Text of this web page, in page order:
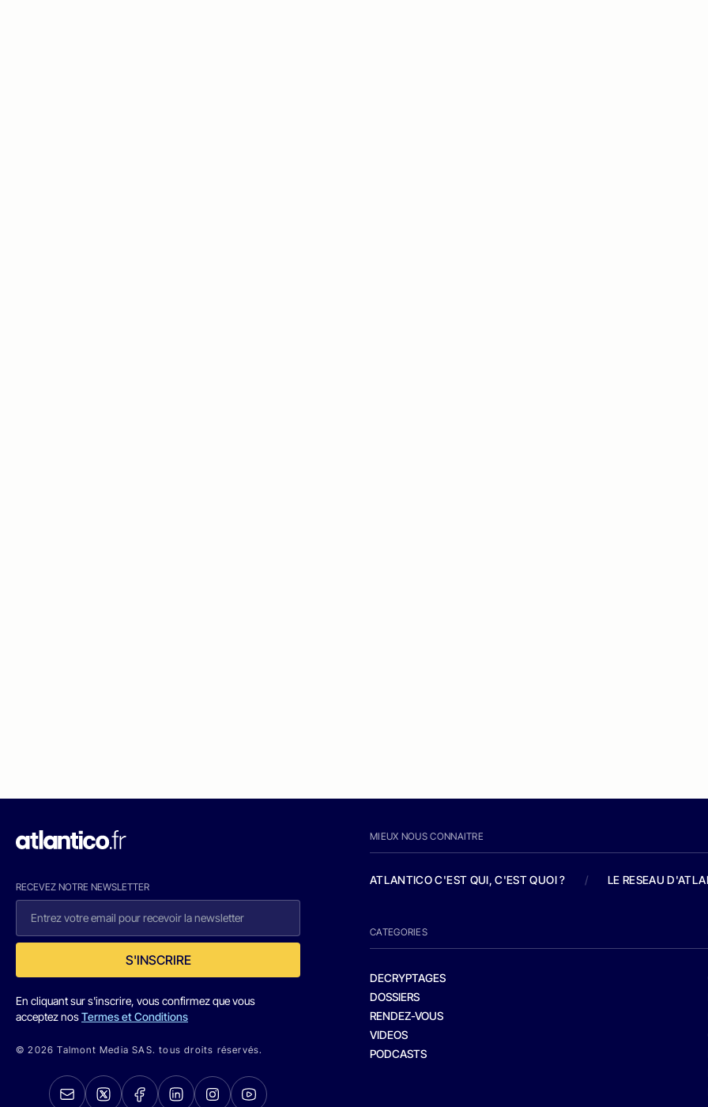
RECEVEZ NOTRE NEWSLETTER
S'INSCRIRE
En cliquant sur s'inscrire, vous confirmez que vous
acceptez nosTermes et Conditions
© 2026 Talmont Media SAS. tous droits réservés.
MIEUX NOUS CONNAITRE
ATLANTICO C'EST QUI, C'EST QUOI ? / LE RESEAU
CATEGORIES
DECRYPTAGES
DOSSIERS
RENDEZ-VOUS
VIDEOS
PODCASTS